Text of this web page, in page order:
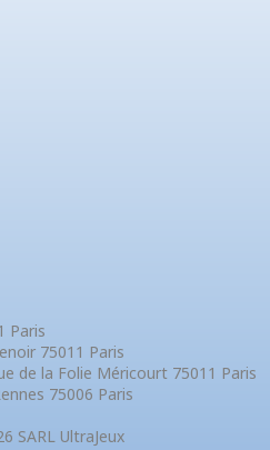
Paris
75011 Paris
de la Folie Méricourt 75011 Paris
75006 Paris
SARL UltraJeux